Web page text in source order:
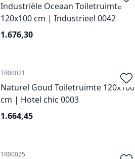
Industriële Oceaan Toiletruimte
120x100 cm | Industrieel 0042
1.676,30
TR00021
Naturel Goud Toiletruimte 120x100
cm | Hotel chic 0003
1.664,45
TR00025